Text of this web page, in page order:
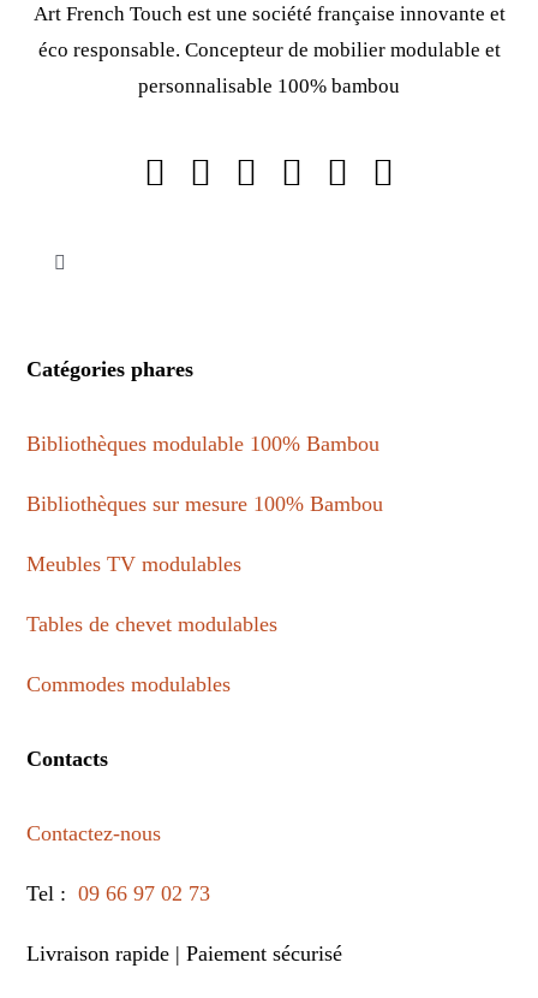
Art French Touch est une société française innovante et
éco responsable. Concepteur de mobilier modulable et
personnalisable 100% bambou
Toggle
Cookies
Catégories phares
Bibliothèques modulable 100% Bambou
Bibliothèques sur mesure 100% Bambou
Meubles TV modulables
Tables de chevet modulables
Commodes modulables
Contacts
Contactez-nous
Tel : 09 66 97 02 73
Livraison rapide | Paiement sécurisé